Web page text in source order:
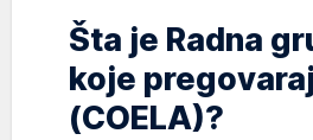
Šta je Radna
koje
(COELA)?